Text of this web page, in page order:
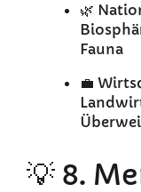
🌿
Fauna
💼
💡 8.